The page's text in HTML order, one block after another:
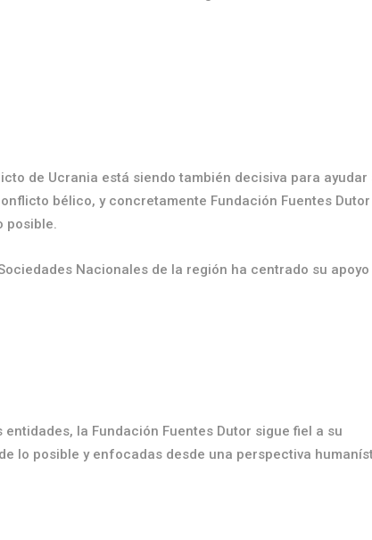
de Ucrania está siendo también decisiva para ayudar
bélico, y concretamente Fundación Fuentes Dutor
posible.
Nacionales de la región ha centrado su apoyo
la Fundación Fuentes Dutor sigue fiel a su
lo posible y enfocadas desde una perspectiva